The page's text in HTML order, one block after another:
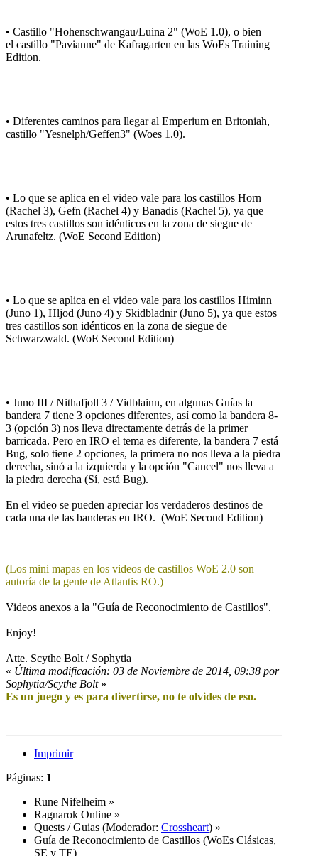
• Castillo "Hohenschwangau/Luina 2" (WoE 1.0), o bien
el castillo "Pavianne" de Kafragarten en las WoEs Training
Edition.
• Diferentes caminos para llegar al Emperium en Britoniah,
castillo "Yesnelph/Geffen3" (Woes 1.0).
• Lo que se aplica en el video vale para los castillos Horn
(Rachel 3), Gefn (Rachel 4) y Banadis (Rachel 5), ya que
estos tres castillos son idénticos en la zona de siegue de
Arunafeltz. (WoE Second Edition)
• Lo que se aplica en el video vale para los castillos Himinn
(Juno 1), Hljod (Juno 4) y Skidbladnir (Juno 5), ya que estos
tres castillos son idénticos en la zona de siegue de
Schwarzwald. (WoE Second Edition)
• Juno III / Nithafjoll 3 / Vidblainn, en algunas Guías la
bandera 7 tiene 3 opciones diferentes, así como la bandera 8-
3 (opción 3) nos lleva directamente detrás de la primer
barricada. Pero en IRO el tema es diferente, la bandera 7 está
Bug, solo tiene 2 opciones, la primera no nos lleva a la piedra
derecha, sinó a la izquierda y la opción "Cancel" nos lleva a
la piedra derecha (Sí, está Bug).
En el video se pueden apreciar los verdaderos destinos de
cada una de las banderas en IRO. (WoE Second Edition)
(Los mini mapas en los videos de castillos WoE 2.0 son
autoría de la gente de Atlantis RO.)
Videos anexos a la "Guía de Reconocimiento de Castillos".
Enjoy!
Atte. Scythe Bolt / Sophytia
« Última modificación: 03 de Noviembre de 2014, 09:38 por
Sophytia/Scythe Bolt»
Es un juego y es para divertirse, no te olvides de eso.
Imprimir
Páginas: 1
Rune Nifelheim »
Ragnarok Online »
Quests / Guias (Moderador: Crossheart) »
Guía de Reconocimiento de Castillos (WoEs Clásicas,
SE y TE)